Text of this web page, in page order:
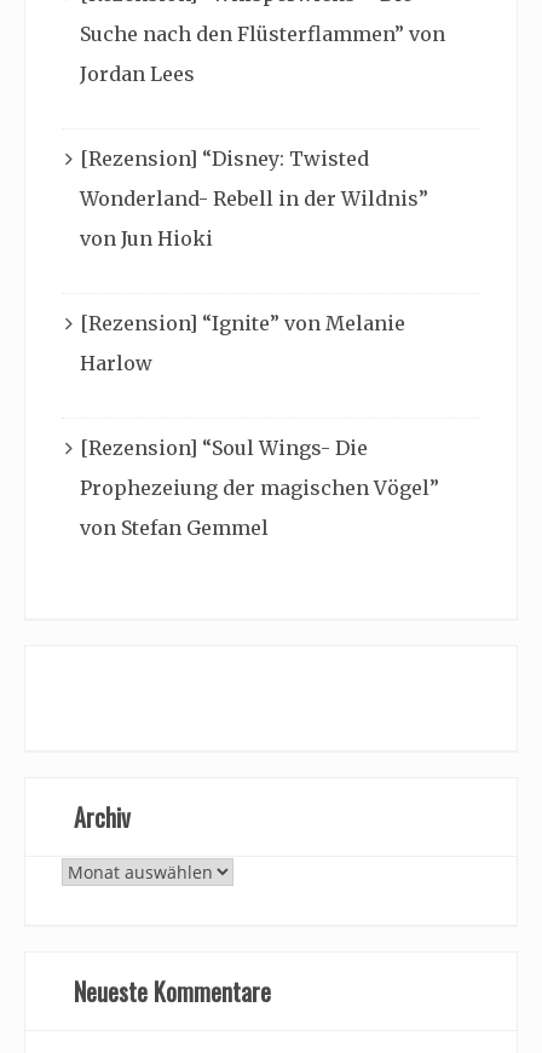
Suche nach den Flüsterflammen” von
Jordan Lees
[Rezension] “Disney: Twisted
Wonderland- Rebell in der Wildnis”
von Jun Hioki
[Rezension] “Ignite” von Melanie
Harlow
[Rezension] “Soul Wings- Die
Prophezeiung der magischen Vögel”
von Stefan Gemmel
Archiv
Archiv
Neueste Kommentare